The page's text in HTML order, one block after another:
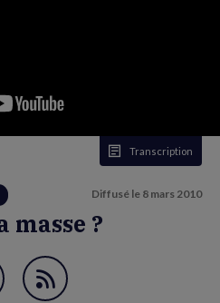
Transcription
Diffusé le 8 mars 2010
masse ?
Flux